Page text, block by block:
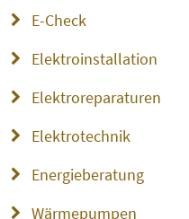
E-Check
Elektroinstallation
Elektroreparaturen
Elektrotechnik
Energieberatung
Wärmepumpen